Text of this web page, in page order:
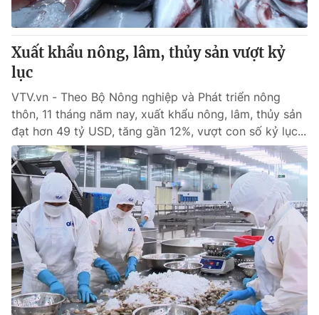
Xuất khẩu nông, lâm, thủy sản vượt kỷ
lục
VTV.vn - Theo Bộ Nông nghiệp và Phát triển nông
thôn, 11 tháng năm nay, xuất khẩu nông, lâm, thủy sản
đạt hơn 49 tỷ USD, tăng gần 12%, vượt con số kỷ lục...